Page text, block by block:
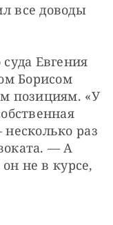
все доводы
Евгения
Борисом
позициям. «У
раз
— А
не в курсе,